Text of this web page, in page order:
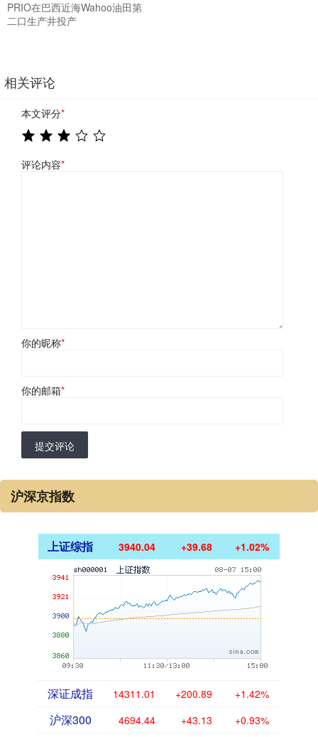
PRIO在巴西近海Wahoo油田第
二口生产井投产
相关评论
本文评分*
评论内容*
你的昵称*
你的邮箱*
提交评论
沪深京指数
上证综指 3940.04 +39.68 +1.02%
深证成指 14311.01 +200.89 +1.42%
沪深300 4694.44 +43.13 +0.93%